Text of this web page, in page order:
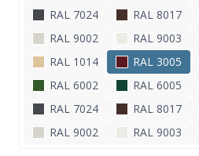
RAL 7024
RAL 8017
RAL 9002
RAL 9003
RAL 1014
RAL 3005
RAL 6002
RAL 6005
RAL 7024
RAL 8017
RAL 9002
RAL 9003